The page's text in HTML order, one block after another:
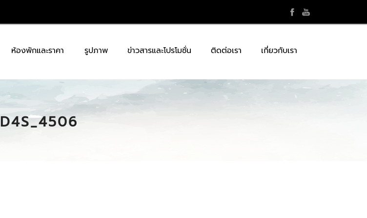
ห้องพักและราคา รูปภาพ ข่าวสารและโปรโมชั่น ติดต่อเรา เกี่ยวกับเรา
D4S_4506